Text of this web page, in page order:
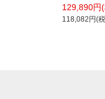
さ1314mm
129,890円
118,082円(